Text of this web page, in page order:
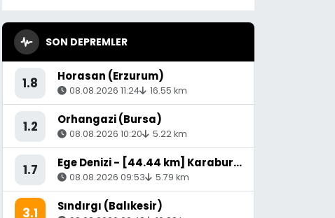
SON DEPREMLER
1.8 Horasan (Erzurum)
08.08.2026 11:24 16.55 km
1.2 Orhangazi (Bursa)
08.08.2026 10:20 5.22 km
1.7 Ege Denizi - [44.44 km] Karaburun (İzmir)
08.08.2026 09:53 5.79 km
3.1 Sındırgı (Balıkesir)